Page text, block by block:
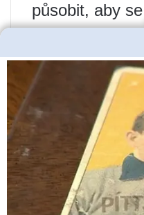
působit, aby
zeleninu
vodou. V
svařte ocet s
Přidejte lilky
minuty, poté je
lžíce
tekutina